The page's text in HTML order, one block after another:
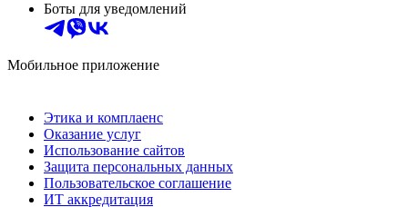
Боты для уведомлений
Мобильное приложение
Этика и комплаенс
Оказание услуг
Использование сайтов
Защита персональных данных
Пользовательское соглашение
ИТ аккредитация